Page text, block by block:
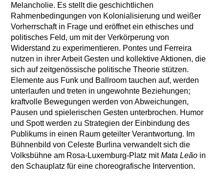
Melancholie. Es stellt die geschichtlichen
Rahmenbedingungen von Kolonialisierung und weißer
Vorherrschaft in Frage und eröffnet ein ethisches und
politisches Feld, um mit der Verkörperung von
Widerstand zu experimentieren. Pontes und Ferreira
nutzen in ihrer Arbeit Gesten und kollektive Aktionen, die
sich auf zeitgenössische politische Theorie stützen.
Elemente aus Funk und Ballroom tauchen auf, werden
unterlaufen und treten in ungewohnte Beziehungen;
kraftvolle Bewegungen werden von Abweichungen,
Pausen und spielerischen Gesten unterbrochen. Humor
und Spott werden zu Strategien der Einbindung des
Publikums in einen Raum geteilter Verantwortung. Im
Bühnenbild von Celeste Burlina verwandelt sich die
Volksbühne am Rosa-Luxemburg-Platz mitMata Leãoin
den Schauplatz für eine choreografische Intervention.